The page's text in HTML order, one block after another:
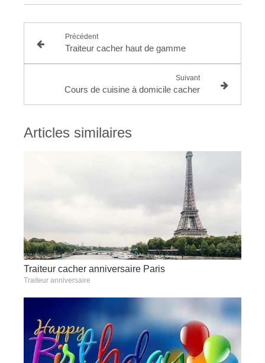
Précédent
Traiteur cacher haut de gamme
Suivant
Cours de cuisine à domicile cacher
Articles similaires
Traiteur cacher anniversaire Paris
Traiteur anniversaire